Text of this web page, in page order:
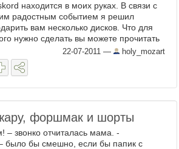
находится в моих руках. В связи с
радостным событием я решил
вам несколько дисков. Что для
нужно сделать вы можете прочитать
22-07-2011 — holy_mozart
форшмак и шорты
звонко отчиталась мама. -
было бы смешно, если бы папик с